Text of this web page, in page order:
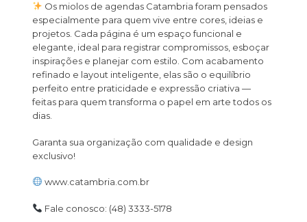
Os miolos de agendas Catambria foram pensados
especialmente para quem vive entre cores, ideias e
projetos. Cada página é um espaço funcional e
elegante, ideal para registrar compromissos, esboçar
inspirações e planejar com estilo. Com acabamento
refinado e layout inteligente, elas são o equilíbrio
perfeito entre praticidade e expressão criativa —
feitas para quem transforma o papel em arte todos os
dias.
Garanta sua organização com qualidade e design
exclusivo!
www.catambria.com.br
Fale conosco: (48) 3333-5178